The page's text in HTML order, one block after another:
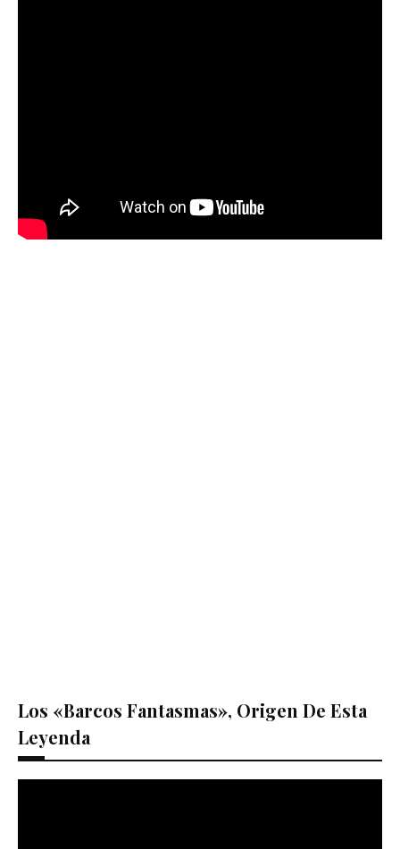
Los «barcos Fantasmas», Origen De Esta
Leyenda